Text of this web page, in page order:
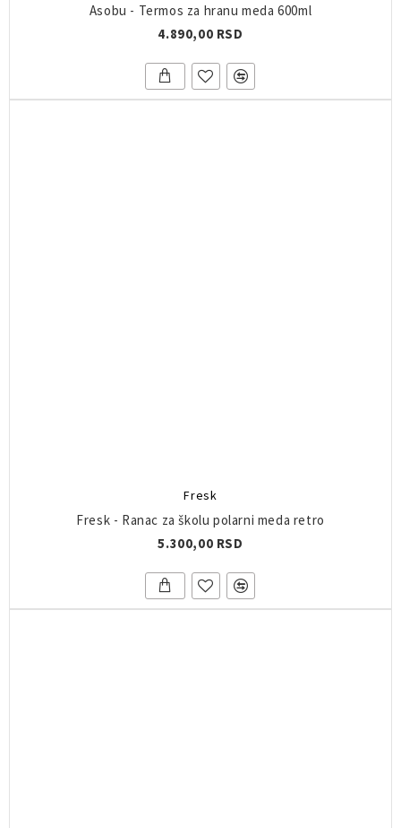
Asobu - Termos za hranu meda 600ml
4.890,00 RSD
Fresk
Fresk - Ranac za školu polarni meda retro
5.300,00 RSD